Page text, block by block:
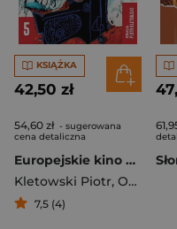
KSIĄŻKA
42,50 zł
54,60 zł - sugerowana
cena detaliczna
Europejskie kino gatunków. Tom 5
Kletowski Piotr, Opracowanie Zbiorowe
7,5 (4)